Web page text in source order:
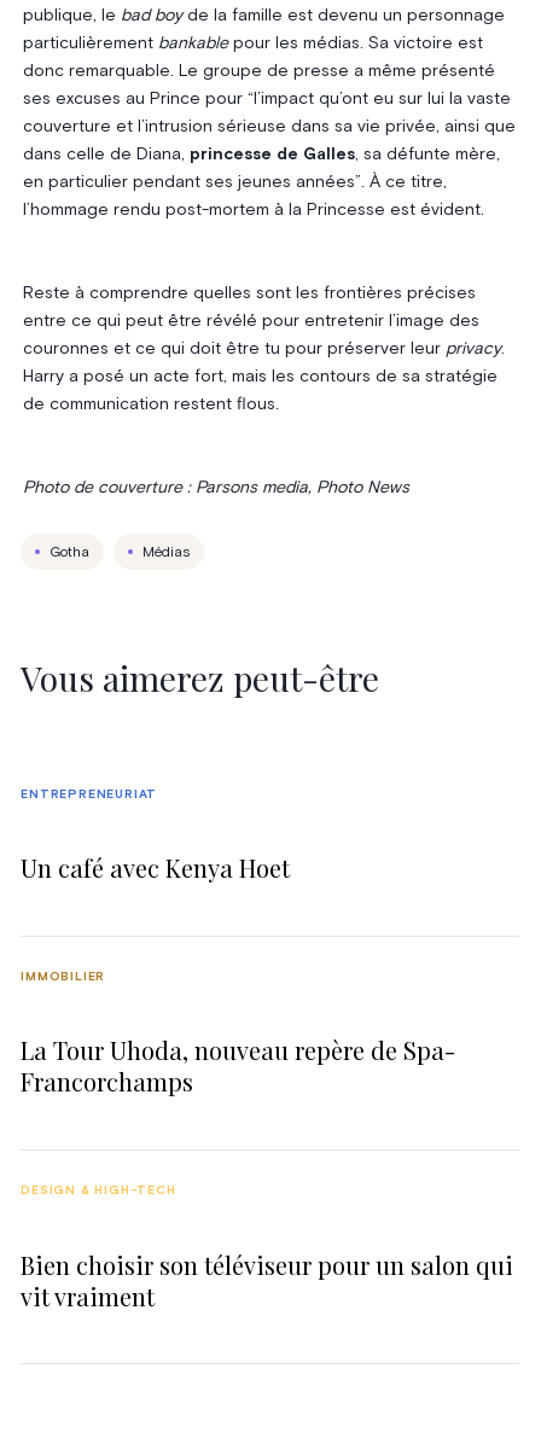
publique, le bad boyde la famille est devenu un personnage
particulièrement bankablepour les médias. Sa victoire est
donc remarquable. Le groupe de presse a même présenté
ses excuses au Prince pour “l’impact qu’ont eu sur lui la vaste
couverture et l’intrusion sérieuse dans sa vie privée, ainsi que
dans celle de Diana, princesse de Galles, sa défunte mère,
en particulier pendant ses jeunes années”. À ce titre,
l’hommage rendu post-mortem à la Princesse est évident.
Reste à comprendre quelles sont les frontières précises
entre ce qui peut être révélé pour entretenir l’image des
couronnes et ce qui doit être tu pour préserver leur privacy.
Harry a posé un acte fort, mais les contours de sa stratégie
de communication restent flous.
Photo de couverture : Parsons media, Photo News
Gotha Médias
Vous aimerez peut-être
Un café avec Kenya Hoet
ENTREPRENEURIAT
La Tour Uhoda, nouveau repère de Spa-
Francorchamps
IMMOBILIER
Bien choisir son téléviseur pour un salon qui
vit vraiment
DESIGN & HIGH-TECH